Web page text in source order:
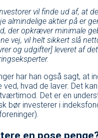
vil finde ud af, at
almindelige aktier på er
der opkræver minimale
vej, vil helt sikkert slå
og udgifter] leveret af
har han også sagt, at
hvad de laver. Det
Det er en
bør investerer i